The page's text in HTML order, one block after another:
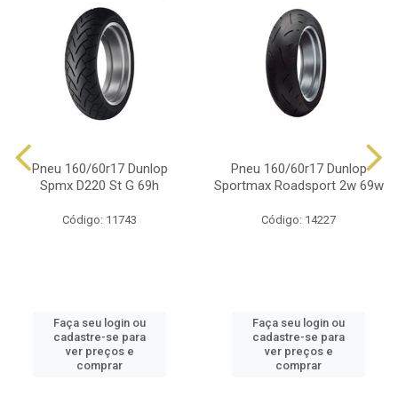
Pneu 160/60r17 Dunlop
Spmx D220 St G 69h
Código: 11743
Faça seu login ou
cadastre-se para
ver preços e
comprar
Pneu 160/60r17 Dunlop
Sportmax Roadsport 2w 69w
Código: 14227
Faça seu login ou
cadastre-se para
ver preços e
comprar